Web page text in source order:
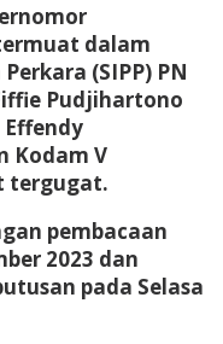
dalam
(SIPP) PN
Pudjihartono
Kodam V
tergugat.
pembacaan
2023 dan
pada Selasa